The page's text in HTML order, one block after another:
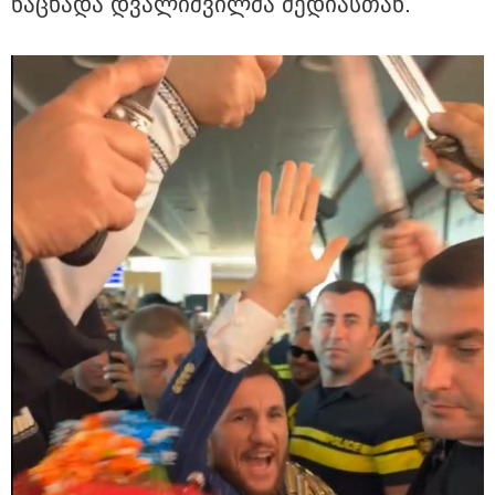
თბილისი - ანტალია 737.80
ლარიდან
თბილისი - ჰერაკლიონი 1370.80
ლარიდან
თბილისი - ბუდაპეშტი 1328.20
ლარიდან
თბილისი - რომი 894.40 ლარიდან